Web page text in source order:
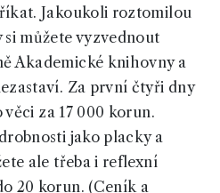
Jakoukoli roztomilou
si můžete vyzvednout
Akademické knihovny a
Za první čtyři dny
za 17 000 korun.
jako placky a
ale třeba i reflexní
20 korun. (Ceník a